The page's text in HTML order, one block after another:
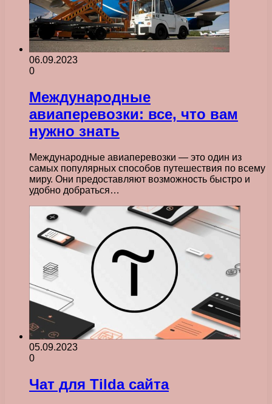
06.09.2023
0
Международные
авиаперевозки: все, что вам
нужно знать
Международные авиаперевозки — это один из
самых популярных способов путешествия по всему
миру. Они предоставляют возможность быстро и
удобно добраться…
05.09.2023
0
Чат для Tilda сайта